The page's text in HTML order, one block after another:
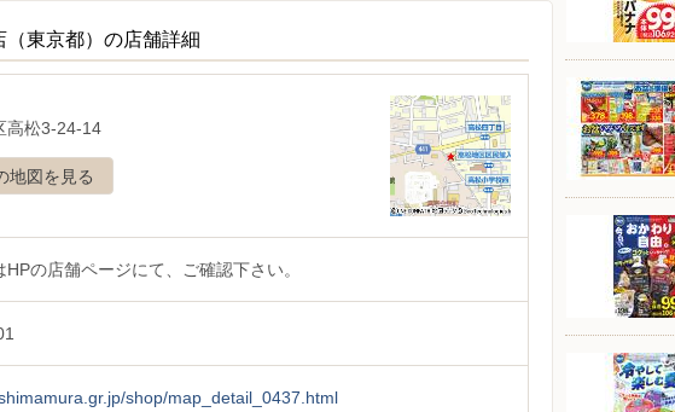
東京都）の店舗詳細
高松3-24-14
地図を見る
の店舗ページにて、ご確認下さい。
shop/map_detail_0437.html